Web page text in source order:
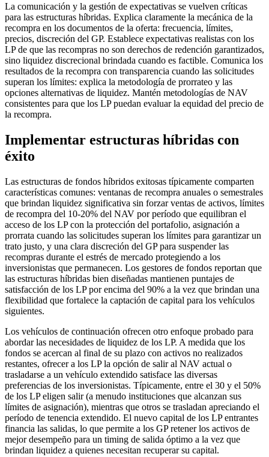
La comunicación y la gestión de expectativas se vuelven críticas
para las estructuras híbridas. Explica claramente la mecánica de la
recompra en los documentos de la oferta: frecuencia, límites,
precios, discreción del GP. Establece expectativas realistas con los
LP de que las recompras no son derechos de redención garantizados,
sino liquidez discrecional brindada cuando es factible. Comunica los
resultados de la recompra con transparencia cuando las solicitudes
superan los límites: explica la metodología de prorrateo y las
opciones alternativas de liquidez. Mantén metodologías de NAV
consistentes para que los LP puedan evaluar la equidad del precio de
la recompra.
Implementar estructuras híbridas con
éxito
Las estructuras de fondos híbridos exitosas típicamente comparten
características comunes: ventanas de recompra anuales o semestrales
que brindan liquidez significativa sin forzar ventas de activos, límites
de recompra del 10-20% del NAV por período que equilibran el
acceso de los LP con la protección del portafolio, asignación a
prorrata cuando las solicitudes superan los límites para garantizar un
trato justo, y una clara discreción del GP para suspender las
recompras durante el estrés de mercado protegiendo a los
inversionistas que permanecen. Los gestores de fondos reportan que
las estructuras híbridas bien diseñadas mantienen puntajes de
satisfacción de los LP por encima del 90% a la vez que brindan una
flexibilidad que fortalece la captación de capital para los vehículos
siguientes.
Los vehículos de continuación ofrecen otro enfoque probado para
abordar las necesidades de liquidez de los LP. A medida que los
fondos se acercan al final de su plazo con activos no realizados
restantes, ofrecer a los LP la opción de salir al NAV actual o
trasladarse a un vehículo extendido satisface las diversas
preferencias de los inversionistas. Típicamente, entre el 30 y el 50%
de los LP eligen salir (a menudo instituciones que alcanzan sus
límites de asignación), mientras que otros se trasladan apreciando el
período de tenencia extendido. El nuevo capital de los LP entrantes
financia las salidas, lo que permite a los GP retener los activos de
mejor desempeño para un timing de salida óptimo a la vez que
brindan liquidez a quienes necesitan recuperar su capital.